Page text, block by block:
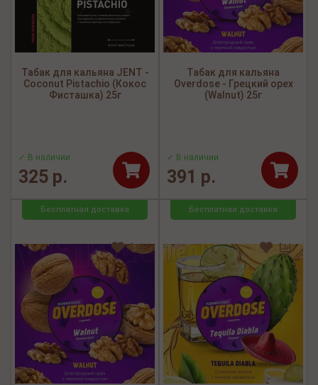
Табак для кальяна JENT -
Coconut Pistachio (Кокос
Фисташка) 25г
✓ В наличии
325 р.
Табак для кальяна
Overdose - Грецкий орех
(Walnut) 25г
✓ В наличии
391 р.
Бесплатная доставка Бесплатная доставка